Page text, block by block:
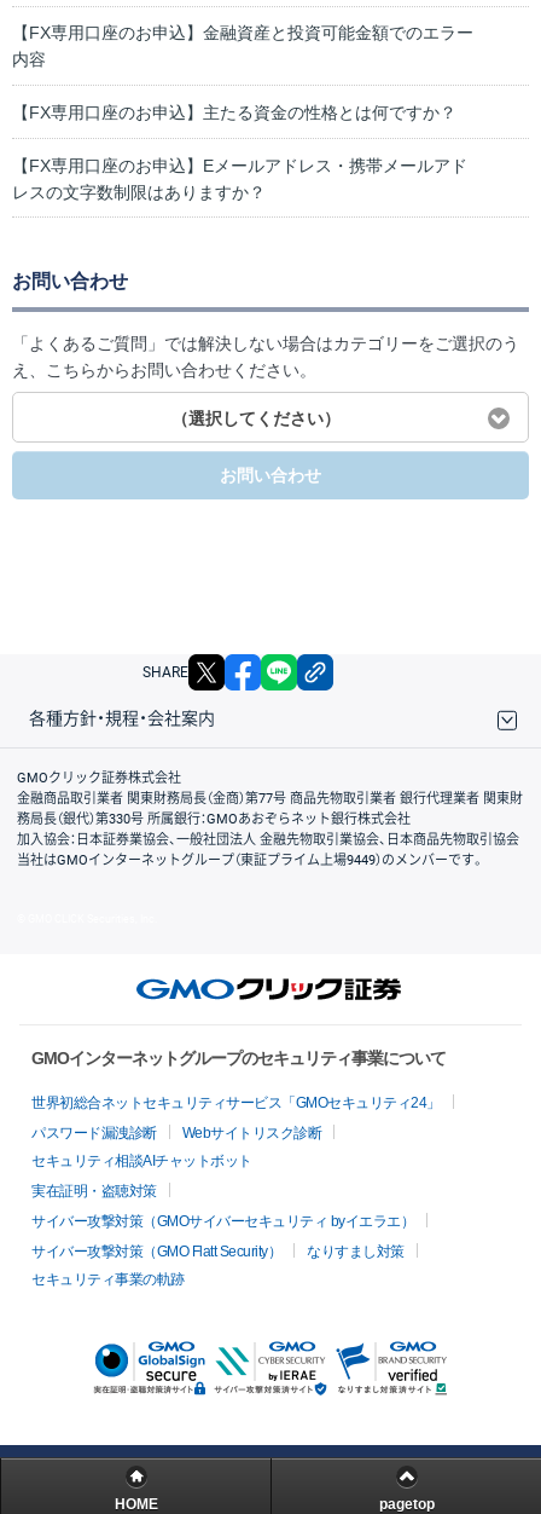
【FX専用口座のお申込】金融資産と投資可能金額でのエラー
内容
【FX専用口座のお申込】主たる資金の性格とは何ですか？
【FX専用口座のお申込】Eメールアドレス・携帯メールアド
レスの文字数制限はありますか？
お問い合わせ
「よくあるご質問」では解決しない場合はカテゴリーをご選択のう
え、こちらからお問い合わせください。
（選択してください）
お問い合わせ
SHARE X facebook
各種方針・規程・会社案内
取引規程・約款
サイトマップ
その他のご案内
個人情報保護方針
最良執行方針
サイトのご利用について
ディスクレイマー
信託保全
リスク説明
会社案内
GMOクリック証券株式会社
金融商品取引業者 関東財務局長（金商）第77号 商品先物取引業者 銀行代理業者 関東財
務局長（銀代）第330号 所属銀行：GMOあおぞらネット銀行株式会社
加入協会：日本証券業協会、一般社団法人 金融先物取引業協会、日本商品先物取引協会
当社はGMOインターネットグループ（東証プライム上場9449）のメンバーです。
GMOインターネットグループのセキュリティ事業について
世界初総合ネットセキュリティサービス「GMOセキュリティ24」
パスワード漏洩診断
Webサイトリスク診断
セキュリティ相談AIチャットボット
実在証明・盗聴対策
サイバー攻撃対策（GMOサイバーセキュリティ byイエラエ）
サイバー攻撃対策（GMO Flatt Security）
なりすまし対策
セキュリティ事業の軌跡
HOME pagetop